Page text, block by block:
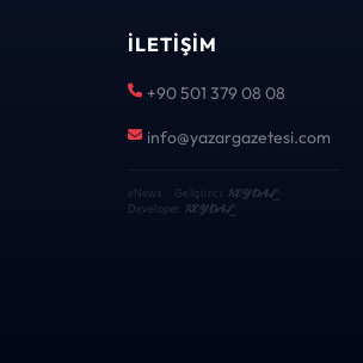
İLETIŞIM
+90 501 379 08 08
info@yazargazetesi.com
eNews · Geliştirici KEYDAL·
Developer KEYDAL